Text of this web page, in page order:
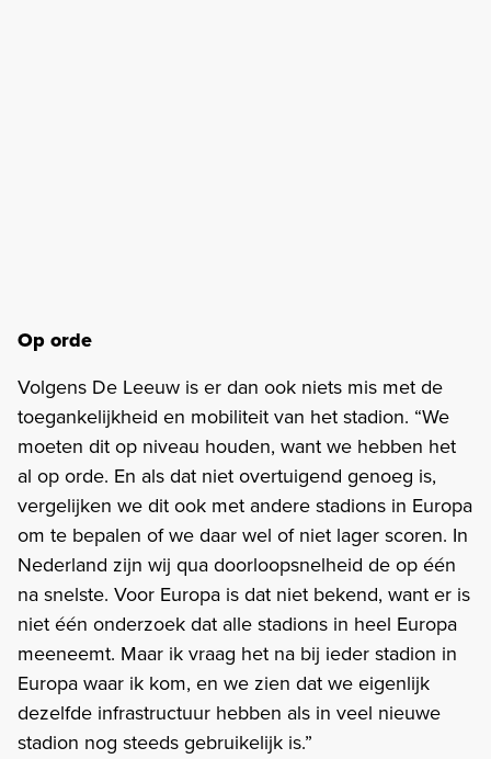
Op orde
Volgens De Leeuw is er dan ook niets mis met de
toegankelijkheid en mobiliteit van het stadion. “We
moeten dit op niveau houden, want we hebben het
al op orde. En als dat niet overtuigend genoeg is,
vergelijken we dit ook met andere stadions in Europa
om te bepalen of we daar wel of niet lager scoren. In
Nederland zijn wij qua doorloopsnelheid de op één
na snelste. Voor Europa is dat niet bekend, want er is
niet één onderzoek dat alle stadions in heel Europa
meeneemt. Maar ik vraag het na bij ieder stadion in
Europa waar ik kom, en we zien dat we eigenlijk
dezelfde infrastructuur hebben als in veel nieuwe
stadion nog steeds gebruikelijk is.”